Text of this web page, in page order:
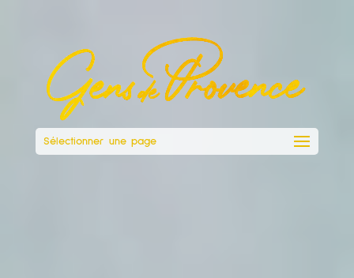
Sélectionner une page